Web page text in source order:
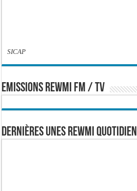
SICAP
EMISSIONS REWMI FM / TV
Dernières Unes Rewmi Quotidien